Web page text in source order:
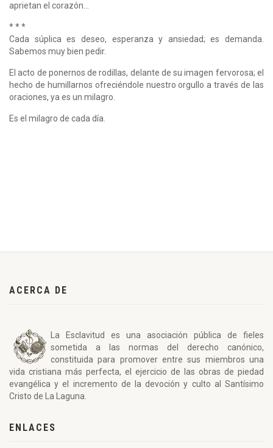
aprietan el corazón...
* * *
Cada súplica es deseo, esperanza y ansiedad; es demanda.
Sabemos muy bien pedir.
El acto de ponernos de rodillas, delante de su imagen fervorosa; el
hecho de humillarnos ofreciéndole nuestro orgullo a través de las
oraciones, ya es un milagro.
Es el milagro de cada día.
ACERCA DE
La Esclavitud es una asociación pública de fieles
sometida a las normas del derecho canónico,
constituida para promover entre sus miembros una
vida cristiana más perfecta, el ejercicio de las obras de piedad
evangélica y el incremento de la devoción y culto al Santísimo
Cristo de La Laguna.
ENLACES